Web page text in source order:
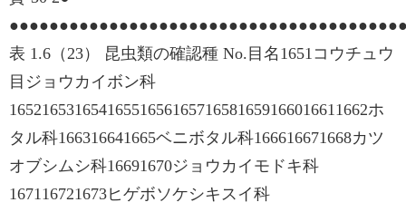
表 1.6（23） 昆虫類の確認種 No.目名1651コウチュウ
目ジョウカイボン科
16521653165416551656165716581659166016611662ホ
タル科166316641665ベニボタル科166616671668カツ
オブシムシ科16691670ジョウカイモドキ科
167116721673ヒゲボソケシキスイ科